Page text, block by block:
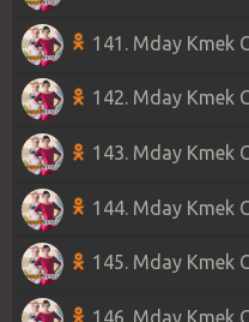
141. Mday Kmek
142. Mday Kmek
143. Mday Kmek
144. Mday Kmek
145. Mday Kmek
146. Mday Kmek